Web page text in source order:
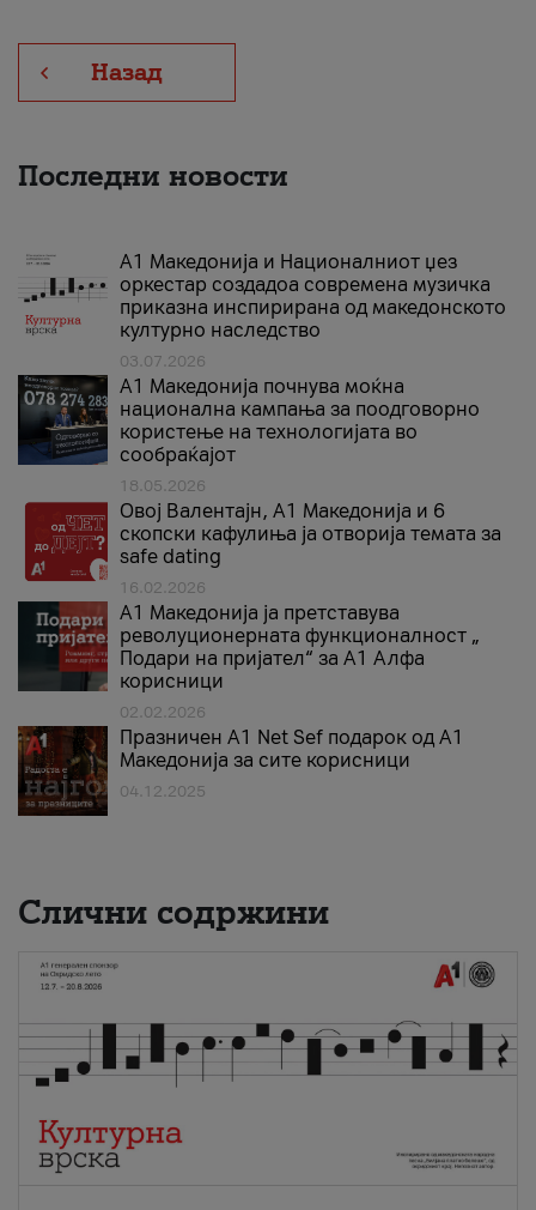
Назад
Последни новости
А1 Македонија и Националниот џез
оркестар создадоа современа музичка
приказна инспирирана од македонското
културно наследство
03.07.2026
A1 Македонија почнува моќна
национална кампања за поодговорно
користење на технологијата во
сообраќајот
18.05.2026
Овој Валентајн, A1 Македонија и 6
скопски кафулиња ја отворија темата за
safe dating
16.02.2026
А1 Македонија ја претставува
револуционерната функционалност „
Подари на пријател“ за А1 Алфа
корисници
02.02.2026
Празничен A1 Net Sеf подарок од А1
Македонија за сите корисници
04.12.2025
Слични содржини